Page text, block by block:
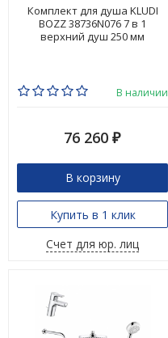
Комплект для душа KLUDI
BOZZ 38736N076 7 в 1
верхний душ 250 мм
В наличии
76 260 ₽
В корзину
Купить в 1 клик
Счет для юр. лиц